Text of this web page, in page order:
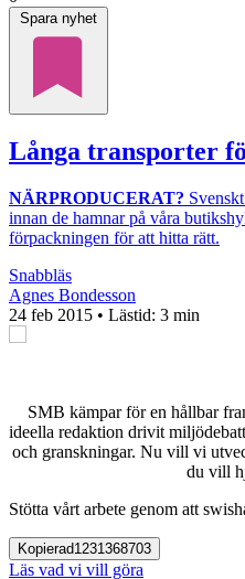
Spara nyhet
Långa transporter
NÄRPRODUCERAT?
innan de hamnar på våra
förpackningen för att hitta rätt.
Snabbläs
Agnes Bondesson
24 feb 2015 • Lästid: 3 min
SMB kämpar för en hållbar
ideella redaktion drivit
och granskningar. Nu vill vi
du vill
Stötta vårt arbete genom att
Kopierad1231368703
Läs vad vi vill göra